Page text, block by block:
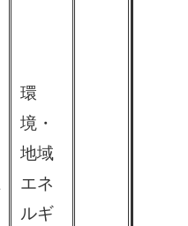
環
境・
地域
エネ
ルギ